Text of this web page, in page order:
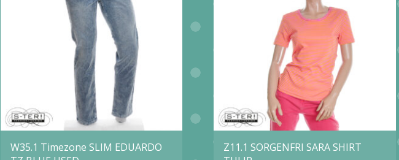
optie
kan
gekozen
worden
op
de
productpagina
optie
kan
gekozen
worden
op
de
productpagina
W35.1 Timezone SLIM EDUARDO
Z11.1 SORGENFRI SARA SHIRT